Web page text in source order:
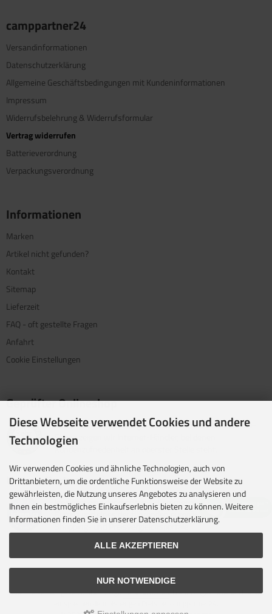
camppartner24
Versandinformationen
Datenschutzerklärung
Allgemeine Geschäftsbedingungen mit Kundeninformationen
Impressum
Widerrufsbelehrung & Widerrufsformular
Vertrag widerrufen
Batterieverordnung
Verpackungsverordnung
Informationen
Marken
Artikel nicht gefunden?
Kontakt
Sitemap
Lieferzeit
FAQ - oft gestellte Fragen
Anfahrt
Cookie Einstellungen
Geprüfter Onlineshop
Mit dem Vertrauenssiegel für kundenfreundliche Online-
Shops zeigen wir Internet-Händler, bei denen
Kundenzufriedenheit an oberster Stelle steht.
Unsere Partner
idealo ist eine der größten E-Commerce-Websites in
Europa und eines der führenden europäischen Online-
Shopping- und Preisvergleichsportale.
Alle Preise inkl. gesetzl. MwSt. zzgl.Versandkosten. Die durchgestrichenen Preise
Diese Webseite verwendet Cookies und andere
Technologien
Wir verwenden Cookies und ähnliche Technologien, auch von
Drittanbietern, um die ordentliche Funktionsweise der Website zu
gewährleisten, die Nutzung unseres Angebotes zu analysieren und
Ihnen ein bestmögliches Einkaufserlebnis bieten zu können. Weitere
Informationen finden Sie in unserer Datenschutzerklärung.
ALLE AKZEPTIEREN
NUR NOTWENDIGE